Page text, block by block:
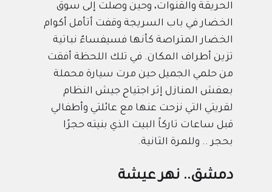
الحريقة والقنوات، وحين وصلت إلى سوق
الخضار في باب السريجة وقفت أتأمل أكوام
الخضار المتراصة كأنها فسيفساءٌ نباتية
تزين أطراف المكان. في تلك اللحظة أفقت
من حلمي الجميل حين مرت سيارة محملة
بعفش المنازل إثر اجتياح جيش النظام
لقريتي التي نزحت عنها مع عائلتي وأطفالي
قبل ساعات تاركاً البيت الذي بنيته حجرًا
بحجر .. وللمرة الثانية.
دمشق.. نهر عيشة